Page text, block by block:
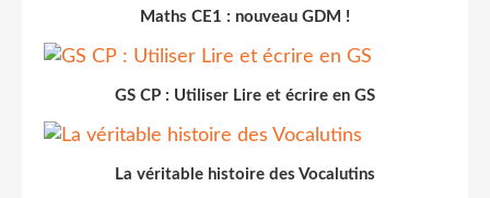
Maths CE1 : nouveau GDM !
GS CP : Utiliser Lire et écrire en GS
La véritable histoire des Vocalutins